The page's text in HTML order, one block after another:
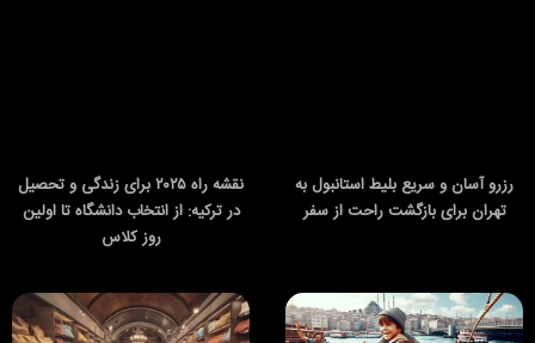
رزرو آسان و سریع بلیط استانبول به
تهران برای بازگشت راحت از سفر
نقشه راه ۲۰۲۵ برای زندگی و تحصیل
در ترکیه: از انتخاب دانشگاه تا اولین
روز کلاس